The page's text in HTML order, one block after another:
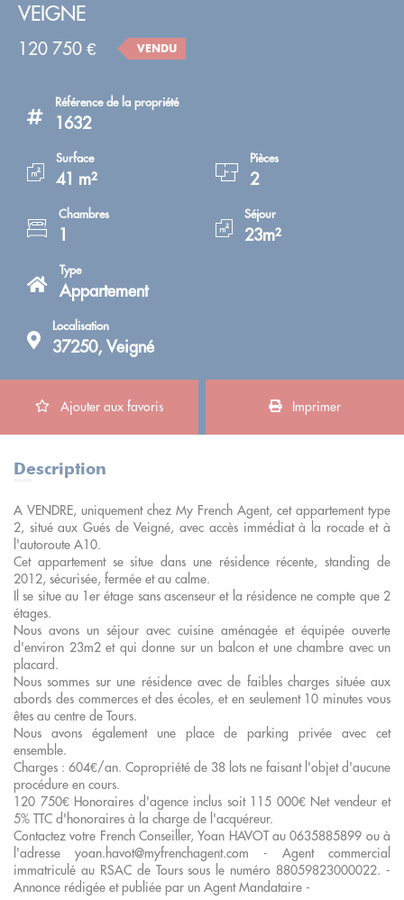
VEIGNE
120 750 € VENDU
Référence de la propriété
1632
Surface
41 m²
Pièces
2
Chambres
1
Séjour
23m²
Type
Appartement
Localisation
37250, Veigné
Ajouter aux favoris Imprimer
Description
A VENDRE, uniquement chez My French Agent, cet appartement type
2, situé aux Gués de Veigné, avec accès immédiat à la rocade et à
l'autoroute A10.
Cet appartement se situe dans une résidence récente, standing de
2012, sécurisée, fermée et au calme.
Il se situe au 1er étage sans ascenseur et la résidence ne compte que 2
étages.
Nous avons un séjour avec cuisine aménagée et équipée ouverte
d'environ 23m2 et qui donne sur un balcon et une chambre avec un
placard.
Nous sommes sur une résidence avec de faibles charges située aux
abords des commerces et des écoles, et en seulement 10 minutes vous
êtes au centre de Tours.
Nous avons également une place de parking privée avec cet
ensemble.
Charges : 604€/an. Copropriété de 38 lots ne faisant l'objet d'aucune
procédure en cours.
120 750€ Honoraires d'agence inclus soit 115 000€ Net vendeur et
5% TTC d'honoraires à la charge de l'acquéreur.
Contactez votre French Conseiller, Yoan HAVOT au 0635885899 ou à
l'adresse yoan.havot@myfrenchagent.com - Agent commercial
immatriculé au RSAC de Tours sous le numéro 88059823000022. -
Annonce rédigée et publiée par un Agent Mandataire -